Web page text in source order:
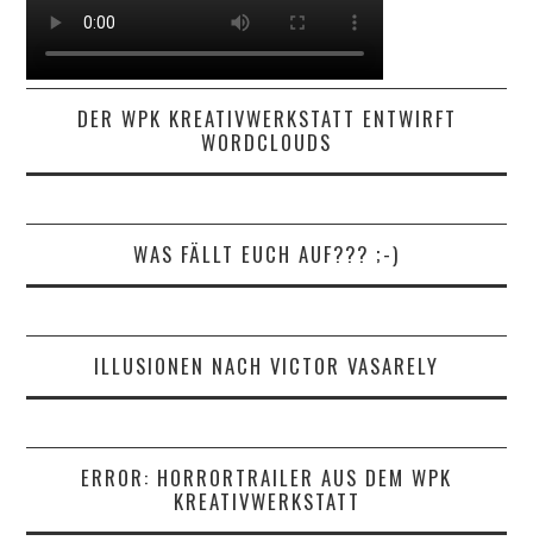
DER WPK KREATIVWERKSTATT ENTWIRFT
WORDCLOUDS
WAS FÄLLT EUCH AUF??? ;-)
ILLUSIONEN NACH VICTOR VASARELY
ERROR: HORRORTRAILER AUS DEM WPK
KREATIVWERKSTATT